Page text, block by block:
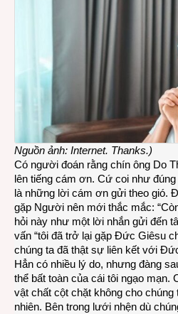
Nguồn ảnh: Internet. Thanks.)
Có người đoán rằng chín ông Do
lên tiếng cám ơn. Cứ coi như
là những lời cám ơn gửi theo gió.
gặp Người nên mới thắc mắc:
hỏi này như một lời nhắn gửi đến
vấn “tôi đã trở lại gặp Đức Giêsu
chúng ta đã thật sự liên kết với
Hẳn có nhiều l‎‎ý do, nhưng đàng
thể bất toàn của cái tôi ngạo mạn‎.
vật chất cột chặt không cho
nhiên. Bên trong lưới nhện dù